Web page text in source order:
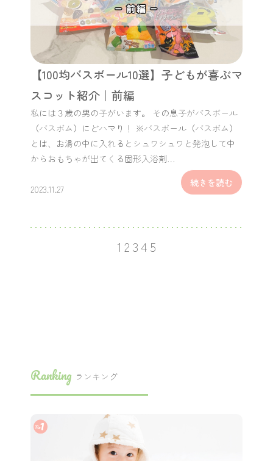
【100均バスボール10選】子どもが喜ぶマ
スコット紹介｜前編
私には３歳の男の子がいます。 その息子がバスボール
（バスボム）にどハマり！ ※バスボール（バスボム）
とは、お湯の中に入れるとシュワシュワと発泡して中
からおもちゃが出てくる固形入浴剤…
2023.11.27
続きを読む
1 2 3 4 5
Ranking ランキング